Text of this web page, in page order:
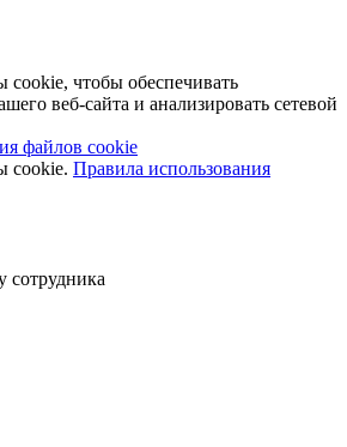
чтобы обеспечивать
веб-сайта и анализировать сетевой
файлов cookie
cookie. Правила использования
сотрудника